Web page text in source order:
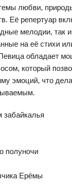
любви,
Её репертуар
мелодии, так
на её стихи
обладает
который
эмоций, что
полуночи
Ерёмы